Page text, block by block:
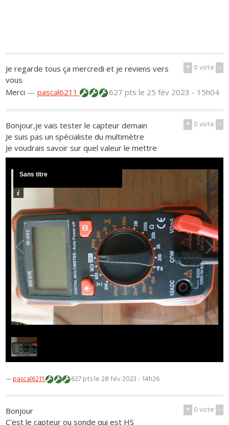
+ 0vote -
Je regarde tous ça mercredi et je reviens vers
vous
Merci —pascal6211 627 ptsle 25 fév 2023 - 15h04
+ 0vote -
Bonjour,je vais tester le capteur demain
Je suis pas un spécialiste du multimètre
Je voudrais savoir sur quel valeur le mettre
1/1
Sans titre
—pascal6211 627 ptsle 28 fév 2023 - 14h26
+ 0vote -
Bonjour
C'est le capteur ou sonde qui est HS